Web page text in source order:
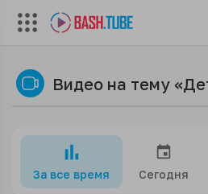
Видео на тему
За все время Сегодня